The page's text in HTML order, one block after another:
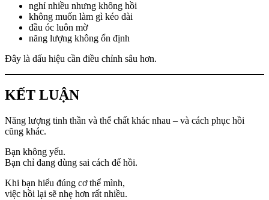
nghỉ nhiều nhưng không hồi
không muốn làm gì kéo dài
đầu óc luôn mờ
năng lượng không ổn định
Đây là dấu hiệu cần điều chỉnh sâu hơn.
KẾT LUẬN
Năng lượng tinh thần và thể chất khác nhau – và cách phục hồi
cũng khác.
Bạn không yếu.
Bạn chỉ đang dùng sai cách để hồi.
Khi bạn hiểu đúng cơ thể mình,
việc hồi lại sẽ nhẹ hơn rất nhiều.